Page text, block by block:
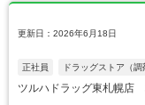
更新日：2026年6月18日
正社員 ドラッグストア（調
ツルハドラッグ東札幌店